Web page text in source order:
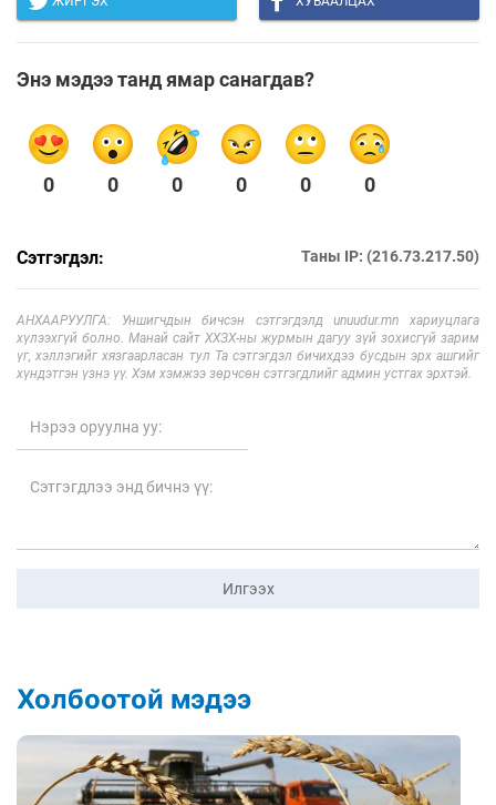
Энэ мэдээ танд ямар санагдав?
0 0 0 0 0 0
Сэтгэгдэл: Таны IP: (216.73.217.50)
АНХААРУУЛГА: Уншигчдын бичсэн сэтгэгдэлд unuudur.mn хариуцлага
хүлээхгүй болно. Манай сайт ХХЗХ-ны журмын дагуу зүй зохисгүй зарим
үг, хэллэгийг хязгаарласан тул Та сэтгэгдэл бичихдээ бусдын эрх ашгийг
хүндэтгэн үзнэ үү. Хэм хэмжээ зөрчсөн сэтгэгдлийг админ устгах эрхтэй.
Илгээх
Холбоотой мэдээ